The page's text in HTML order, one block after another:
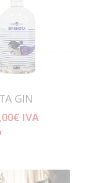
Al Carrito
GIN
€El
32,00€.
IVA